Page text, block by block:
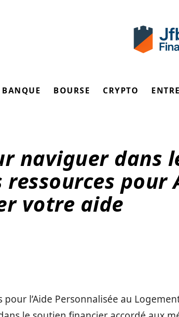
BANQUE BOURSE CRYPTO
naviguer dans
pour
votre aide
l’Aide Personnalisée au